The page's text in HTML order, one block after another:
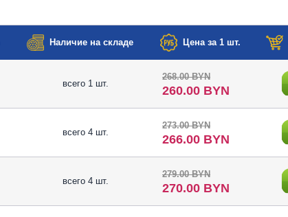
Наличие на складе Цена за 1 шт.
всего 1 шт.
268.00 BYN
260.00 BYN
всего 4 шт.
273.00 BYN
266.00 BYN
всего 4 шт.
279.00 BYN
270.00 BYN